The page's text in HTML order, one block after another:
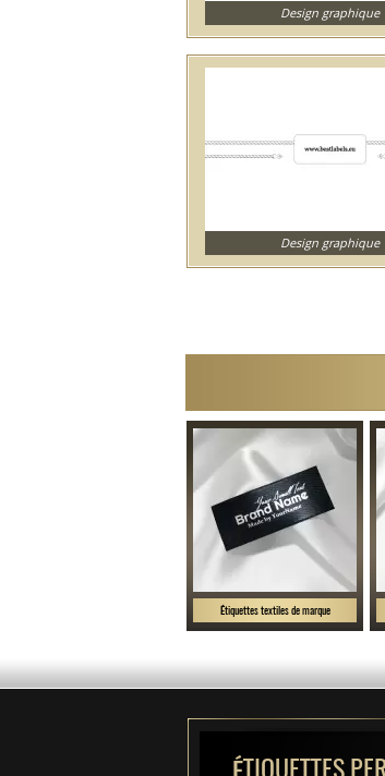
Design graphique
Design graphique
Étiquettes textiles de marque
ÉTIQUETTES